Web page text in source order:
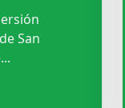
San